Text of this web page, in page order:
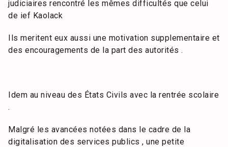
judiciaires rencontré les mêmes difficultés que celui
de ief Kaolack
Ils meritent eux aussi une motivation supplementaire et
des encouragements de la part des autorités .
Idem au niveau des États Civils avec la rentrée scolaire
.
Malgré les avancées notées dans le cadre de la
digitalisation des services publics , une petite